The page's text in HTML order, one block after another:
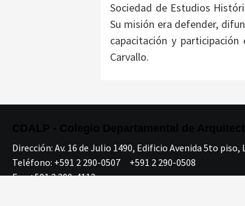
Sociedad de Estudios
Su misión era defender,
capacitación y
Carvallo.
Dirección: Av. 16 de Julio 1490, Edificio Avenida 5to piso,
Teléfono: +591 2 290-0507 +591 2 290-0508
Fax:+591 2 200-4112